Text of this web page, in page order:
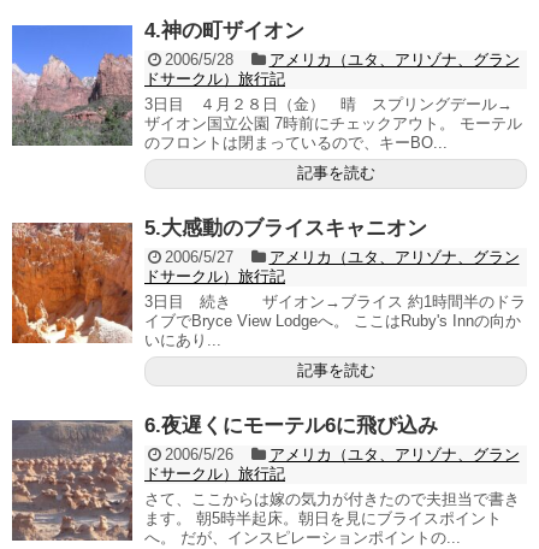
4.神の町ザイオン
2006/5/28
アメリカ（ユタ、アリゾナ、グラン
ドサークル）旅行記
3日目 ４月２８日（金） 晴 スプリングデール→
ザイオン国立公園 7時前にチェックアウト。 モーテル
のフロントは閉まっているので、キーBO...
記事を読む
5.大感動のブライスキャニオン
2006/5/27
アメリカ（ユタ、アリゾナ、グラン
ドサークル）旅行記
3日目 続き ザイオン→ブライス 約1時間半のドラ
イブでBryce View Lodgeへ。 ここはRuby's Innの向か
いにあり...
記事を読む
6.夜遅くにモーテル6に飛び込み
2006/5/26
アメリカ（ユタ、アリゾナ、グラン
ドサークル）旅行記
さて、ここからは嫁の気力が付きたので夫担当で書き
ます。 朝5時半起床。朝日を見にブライスポイント
へ。 だが、インスピレーションポイントの...